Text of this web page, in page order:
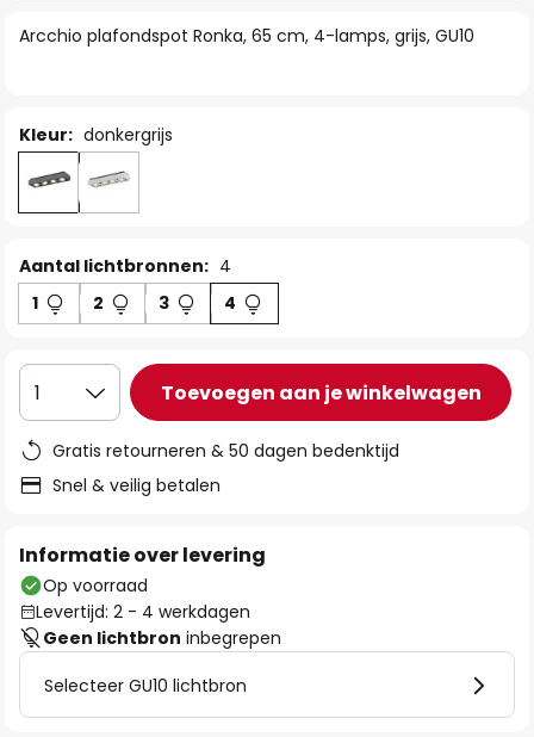
de
Arcchio plafondspot Ronka, 65 cm, 4-lamps, grijs, GU10
Kleur: donkergrijs
Aantal lichtbronnen: 4
1
2 3 4
1 Toevoegen aan je winkelwagen
Gratis retourneren & 50 dagen bedenktijd
Snel & veilig betalen
Informatie over levering
Op voorraad
Levertijd: 2 - 4 werkdagen
Geen lichtbron inbegrepen
Selecteer GU10 lichtbron